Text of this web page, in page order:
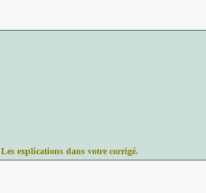
Les explications dans votre corrigé.